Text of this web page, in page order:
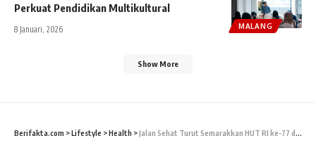
MALANG
Perkuat Pendidikan Multikultural
8 Januari, 2026
Show More
Berifakta.com >Lifestyle >Health >Jalan Sehat Turut Semarakkan HUT RI ke-77 dan Hari Jadi Lamongan ke 453